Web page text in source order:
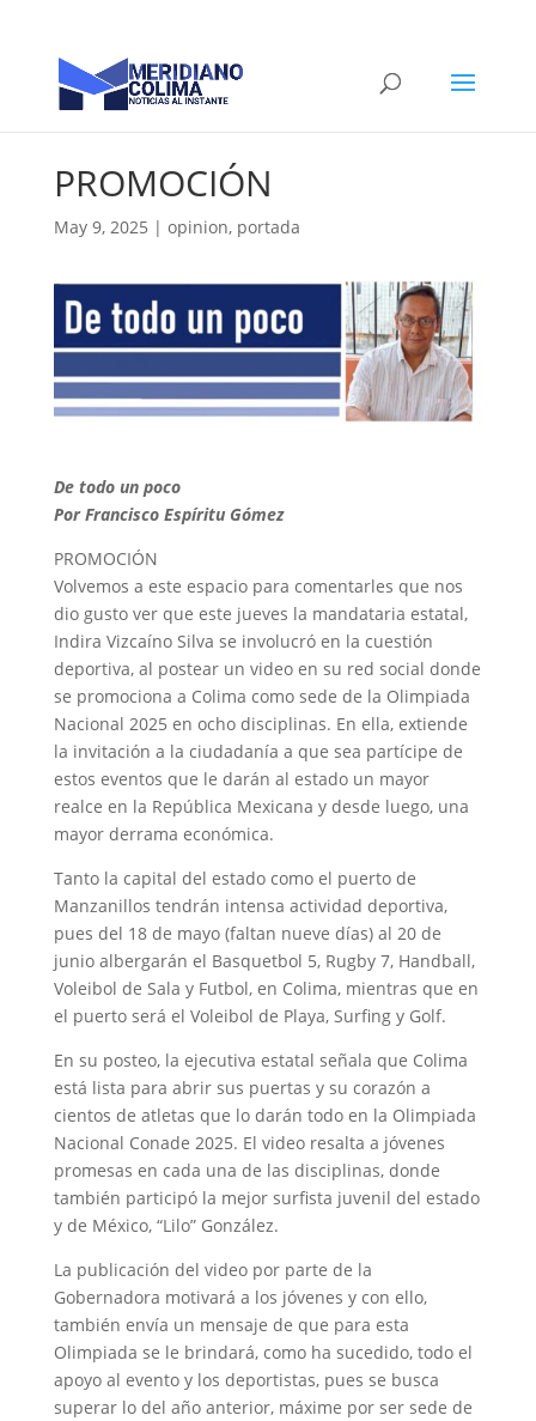
PROMOCIÓN
May 9, 2025 | opinion, portada
De todo un poco
Por Francisco Espíritu Gómez
PROMOCIÓN
Volvemos a este espacio para comentarles que nos
dio gusto ver que este jueves la mandataria estatal,
Indira Vizcaíno Silva se involucró en la cuestión
deportiva, al postear un video en su red social donde
se promociona a Colima como sede de la Olimpiada
Nacional 2025 en ocho disciplinas. En ella, extiende
la invitación a la ciudadanía a que sea partícipe de
estos eventos que le darán al estado un mayor
realce en la República Mexicana y desde luego, una
mayor derrama económica.
Tanto la capital del estado como el puerto de
Manzanillos tendrán intensa actividad deportiva,
pues del 18 de mayo (faltan nueve días) al 20 de
junio albergarán el Basquetbol 5, Rugby 7, Handball,
Voleibol de Sala y Futbol, en Colima, mientras que en
el puerto será el Voleibol de Playa, Surfing y Golf.
En su posteo, la ejecutiva estatal señala que Colima
está lista para abrir sus puertas y su corazón a
cientos de atletas que lo darán todo en la Olimpiada
Nacional Conade 2025. El video resalta a jóvenes
promesas en cada una de las disciplinas, donde
también participó la mejor surfista juvenil del estado
y de México, “Lilo” González.
La publicación del video por parte de la
Gobernadora motivará a los jóvenes y con ello,
también envía un mensaje de que para esta
Olimpiada se le brindará, como ha sucedido, todo el
apoyo al evento y los deportistas, pues se busca
superar lo del año anterior, máxime por ser sede de